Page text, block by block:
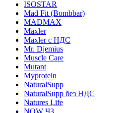
ISOSTAR
Mad Fit (Bombbar)
MADMAX
Maxler
Maxler с НДС
Mr. Djemius
Muscle Care
Mutant
Myprotein
NaturalSupp
NaturalSupp без НДС
Natures Life
NOW ЧЗ